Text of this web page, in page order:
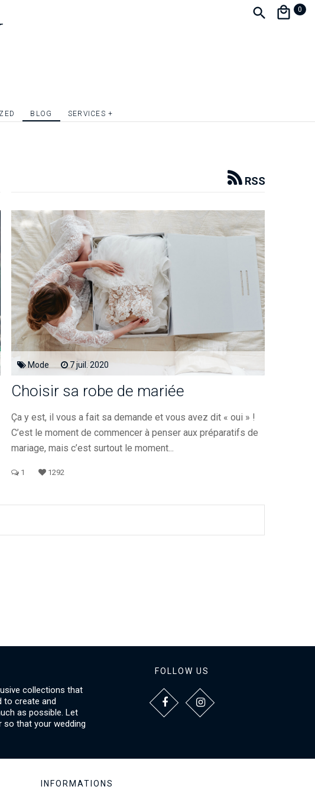
0
BLOG SERVICES +
RSS
Mode 7juil. 2020
Choisir sa robe de mariée
Ça y est, il vous a fait sa demande et vous avez dit « oui » !
C’est le moment de commencer à penser aux préparatifs de
mariage, mais c’est surtout le moment...
1 1292
collections that
to create and
as possible. Let
that your wedding
FOLLOW US
INFORMATIONS